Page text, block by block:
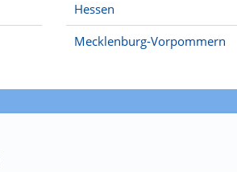
Hessen
Mecklenburg-Vorpommern